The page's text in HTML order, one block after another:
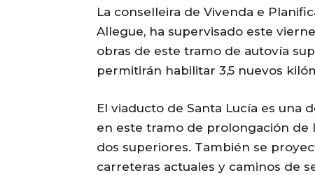
La conselleira de Vivenda e
Allegue, ha supervisado este
obras de este tramo de autovía
permitirán habilitar 3,5 nuevos
El viaducto de Santa Lucía es una
en este tramo de prolongación de
dos superiores. También se
carreteras actuales y caminos de